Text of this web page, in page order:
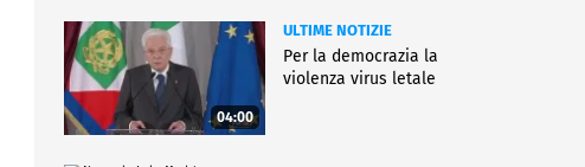
04:00
ULTIME NOTIZIE
Per la democrazia la
violenza virus letale